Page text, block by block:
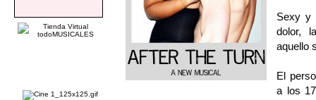
Sexy y
dolor,
aquello
El
a los